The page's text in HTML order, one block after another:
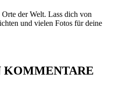
der Welt. Lass dich von
und vielen Fotos für deine
KOMMENTARE